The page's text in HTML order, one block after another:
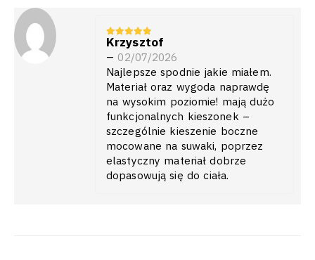
5z 5
Krzysztof
– 02/07/2026
Najlepsze spodnie jakie miałem.
Materiał oraz wygoda naprawdę
na wysokim poziomie! mają dużo
funkcjonalnych kieszonek –
szczególnie kieszenie boczne
mocowane na suwaki, poprzez
elastyczny materiał dobrze
dopasowują się do ciała.